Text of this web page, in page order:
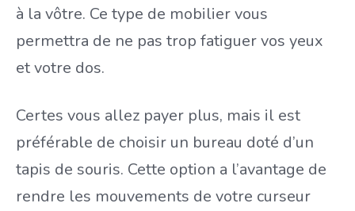
à la vôtre. Ce type de mobilier vous
permettra de ne pas trop fatiguer vos yeux
et votre dos.
Certes vous allez payer plus, mais il est
préférable de choisir un bureau doté d’un
tapis de souris. Cette option a l’avantage de
rendre les mouvements de votre curseur